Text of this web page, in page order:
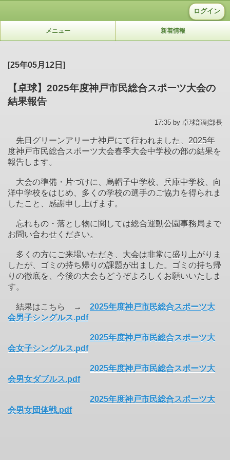
ログイン
メニュー 新着情報
[25年05月12日]
【卓球】2025年度神戸市民総合スポーツ大会の
結果報告
17:35 by 卓球部副部長
先日グリーンアリーナ神戸にて行われました、2025年
度神戸市民総合スポーツ大会春季大会中学校の部の結果を
報告します。
大会の準備・片づけに、烏帽子中学校、兵庫中学校、向
洋中学校をはじめ、多くの学校の選手のご協力を得られま
したこと、感謝申し上げます。
忘れもの・落とし物に関しては総合運動公園事務局まで
お問い合わせください。
多くの方にご来場いただき、大会は非常に盛り上がりま
したが、ゴミの持ち帰りの課題が出ました。ゴミの持ち帰
りの徹底を、今後の大会もどうぞよろしくお願いいたしま
す。
結果はこちら → 2025年度神戸市民総合スポーツ大
会男子シングルス.pdf
2025年度神戸市民総合スポーツ大
会女子シングルス.pdf
2025年度神戸市民総合スポーツ大
会男女ダブルス.pdf
2025年度神戸市民総合スポーツ大
会男女団体戦.pdf